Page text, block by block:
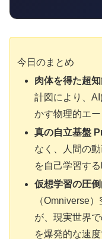
今日のまとめ
肉体を得た超知
計図により、
かす物理的エー
真の自立基盤
なく、人間の
を自己学習す
仮想学習の圧倒
（Omniverse
が、現実世界
を爆発的な速度